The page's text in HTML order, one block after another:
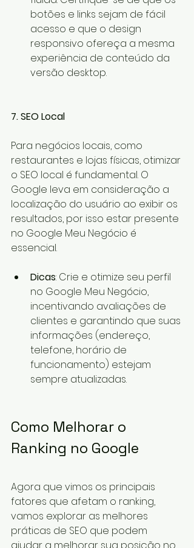
botões e links sejam de fácil
acesso e que o design
responsivo ofereça a mesma
experiência de conteúdo da
versão desktop.
7. SEO Local
Para negócios locais, como
restaurantes e lojas físicas, otimizar
o SEO local é fundamental. O
Google leva em consideração a
localização do usuário ao exibir os
resultados, por isso estar presente
no Google Meu Negócio é
essencial.
Dicas: Crie e otimize seu perfil
no Google Meu Negócio,
incentivando avaliações de
clientes e garantindo que suas
informações (endereço,
telefone, horário de
funcionamento) estejam
sempre atualizadas.
Como Melhorar o
Ranking no Google
Agora que vimos os principais
fatores que afetam o ranking,
vamos explorar as melhores
práticas de SEO que podem
ajudar a melhorar sua posição no